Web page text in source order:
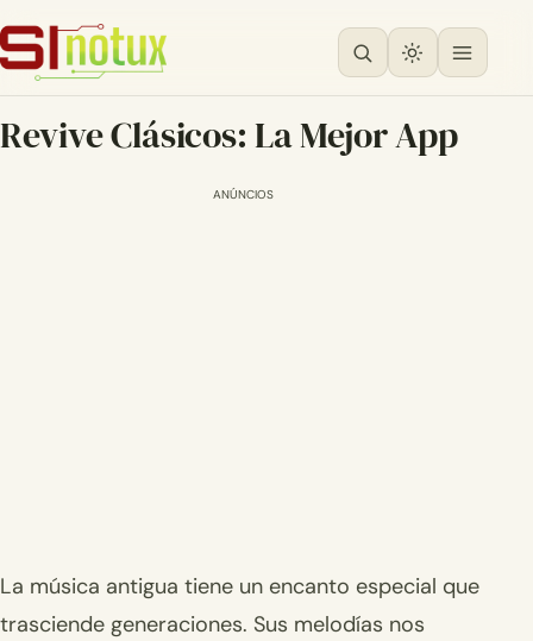
Revive Clásicos: La Mejor App
ANÚNCIOS
La música antigua tiene un encanto especial que
trasciende generaciones. Sus melodías nos